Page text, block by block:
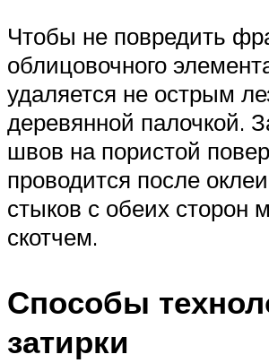
Чтобы не повредить
облицовочного
удаляется не острым
деревянной палочкой.
швов на пористой
проводится после
стыков с обеих сторон
скотчем.
Способы
затирки